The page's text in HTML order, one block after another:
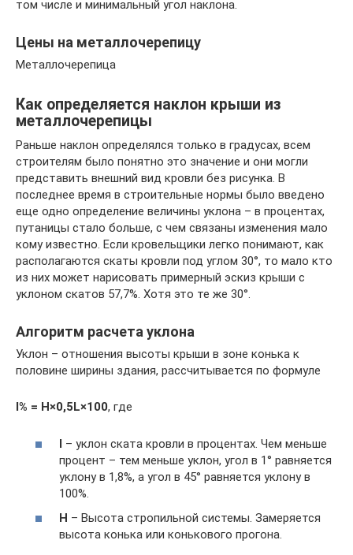
том числе и минимальный угол наклона.
Цены на металлочерепицу
Металлочерепица
Как определяется наклон крыши из
металлочерепицы
Раньше наклон определялся только в градусах, всем
строителям было понятно это значение и они могли
представить внешний вид кровли без рисунка. В
последнее время в строительные нормы было введено
еще одно определение величины уклона – в процентах,
путаницы стало больше, с чем связаны изменения мало
кому известно. Если кровельщики легко понимают, как
располагаются скаты кровли под углом 30°, то мало кто
из них может нарисовать примерный эскиз крыши с
уклоном скатов 57,7%. Хотя это те же 30°.
Алгоритм расчета уклона
Уклон – отношения высоты крыши в зоне конька к
половине ширины здания, рассчитывается по формуле
I% = H×0,5L×100, где
I – уклон ската кровли в процентах. Чем меньше
процент – тем меньше уклон, угол в 1° равняется
уклону в 1,8%, а угол в 45° равняется уклону в
100%.
H – Высота стропильной системы. Замеряется
высота конька или конькового прогона.